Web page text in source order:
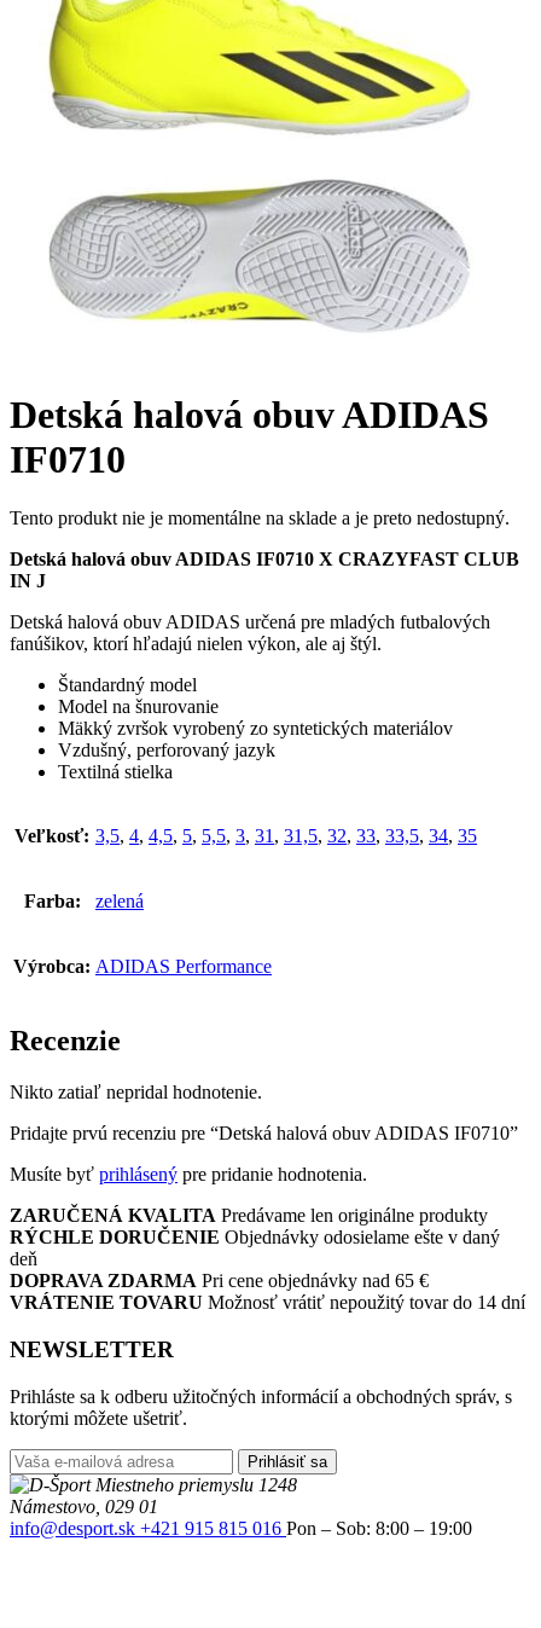
Detská halová obuv ADIDAS
IF0710
Tento produkt nie je momentálne na sklade a je preto nedostupný.
Detská halová obuv ADIDAS IF0710 X CRAZYFAST CLUB
IN J
Detská halová obuv ADIDAS určená pre mladých futbalových
fanúšikov, ktorí hľadajú nielen výkon, ale aj štýl.
Štandardný model
Model na šnurovanie
Mäkký zvršok vyrobený zo syntetických materiálov
Vzdušný, perforovaný jazyk
Textilná stielka
Veľkosť: 3,5, 4, 4,5, 5, 5,5, 3, 31 , 31,5, 32, 33, 33,5, 34, 35
Farba: zelená
Výrobca: ADIDAS Performance
Recenzie
Nikto zatiaľ nepridal hodnotenie.
Pridajte prvú recenziu pre “Detská halová obuv ADIDAS IF0710”
Musíte byť prihlásený pre pridanie hodnotenia.
ZARUČENÁ KVALITA Predávame len originálne produkty
RÝCHLE DORUČENIE Objednávky odosielame ešte v daný
deň
DOPRAVA ZDARMA Pri cene objednávky nad 65 €
VRÁTENIE TOVARU Možnosť vrátiť nepoužitý tovar do 14 dní
NEWSLETTER
Prihláste sa k odberu užitočných informácií a obchodných správ, s
ktorými môžete ušetriť.
Prihlásiť sa
Miestneho priemyslu 1248
Námestovo, 029 01
info@desport.sk +421 915 815 016 Pon – Sob: 8:00 – 19:00